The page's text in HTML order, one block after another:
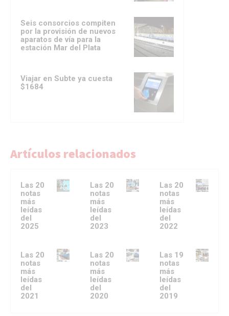
Seis consorcios compiten
por la provisión de nuevos
aparatos de vía para la
estación Mar del Plata
Viajar en Subte ya cuesta
$1684
Artículos relacionados
Las 20
notas
más
leídas
del
2025
Las 20
notas
más
leídas
del
2023
Las 20
notas
más
leídas
del
2022
Las 20
notas
más
leídas
del
2021
Las 20
notas
más
leídas
del
2020
Las 19
notas
más
leídas
del
2019